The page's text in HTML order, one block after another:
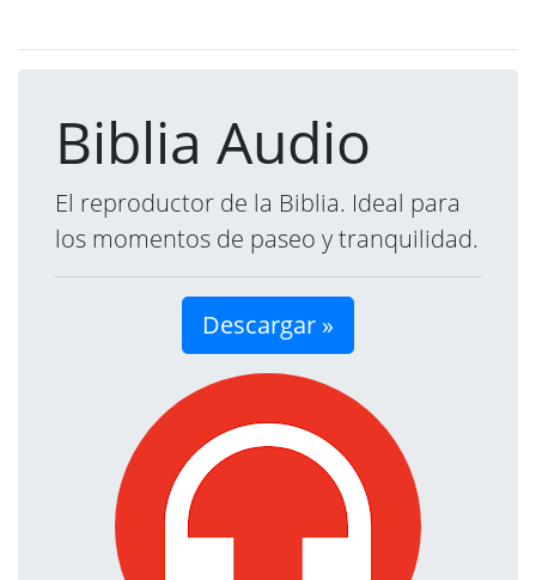
Biblia Audio
El reproductor de la Biblia. Ideal para
los momentos de paseo y tranquilidad.
Descargar »